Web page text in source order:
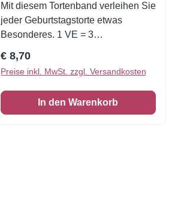
Mit diesem Tortenband verleihen Sie
jeder Geburtstagstorte etwas
Besonderes. 1 VE = 3
Regulärer Preis:
€ 8,70
Preise inkl. MwSt. zzgl. Versandkosten
In den Warenkorb